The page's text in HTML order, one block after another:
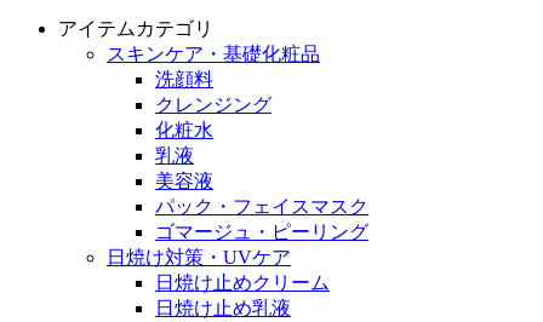
アイテムカテゴリ
スキンケア・基礎化粧品
洗顔料
クレンジング
化粧水
乳液
美容液
パック・フェイスマスク
ゴマージュ・ピーリング
日焼け対策・UVケア
日焼け止めクリーム
日焼け止め乳液